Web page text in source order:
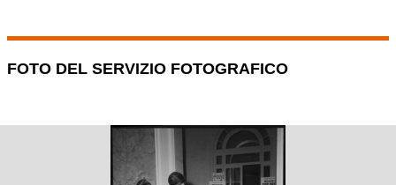
FOTO DEL SERVIZIO FOTOGRAFICO